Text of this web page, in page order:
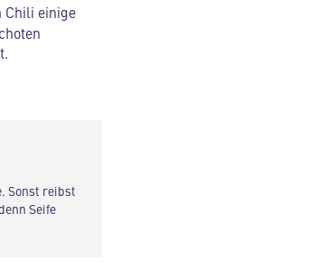
Chili einige
Sonst reibst
Seife